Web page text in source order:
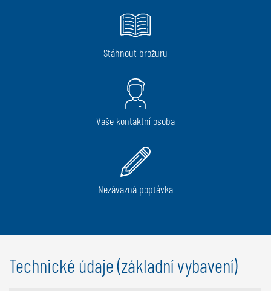
Stáhnout brožuru
Vaše kontaktní osoba
Nezávazná poptávka
Technické údaje (základní vybavení)